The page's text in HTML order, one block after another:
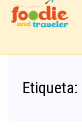
Etiqueta: